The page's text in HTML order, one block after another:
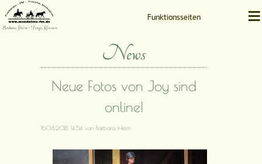
Barbara Heim • Tanja Kernen
Funktionsseiten ≡
News
Neue Fotos von Joy sind
online!
16.08.2018 14:54 von Barbara Heim